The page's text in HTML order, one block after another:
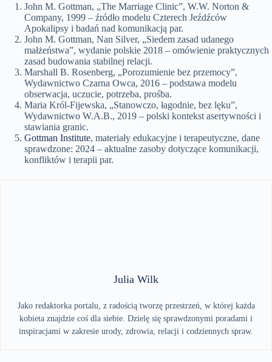
John M. Gottman, „The Marriage Clinic”, W.W. Norton &
Company, 1999 – źródło modelu Czterech Jeźdźców
Apokalipsy i badań nad komunikacją par.
John M. Gottman, Nan Silver, „Siedem zasad udanego
małżeństwa”, wydanie polskie 2018 – omówienie praktycznych
zasad budowania stabilnej relacji.
Marshall B. Rosenberg, „Porozumienie bez przemocy”,
Wydawnictwo Czarna Owca, 2016 – podstawa modelu
obserwacja, uczucie, potrzeba, prośba.
Maria Król-Fijewska, „Stanowczo, łagodnie, bez lęku”,
Wydawnictwo W.A.B., 2019 – polski kontekst asertywności i
stawiania granic.
Gottman Institute, materiały edukacyjne i terapeutyczne, dane
sprawdzone: 2024 – aktualne zasoby dotyczące komunikacji,
konfliktów i terapii par.
Julia Wilk
Jako redaktorka portalu, z radością tworzę przestrzeń, w której każda
kobieta znajdzie coś dla siebie. Dzielę się sprawdzonymi poradami i
inspiracjami w zakresie urody, zdrowia, relacji i codziennych spraw.